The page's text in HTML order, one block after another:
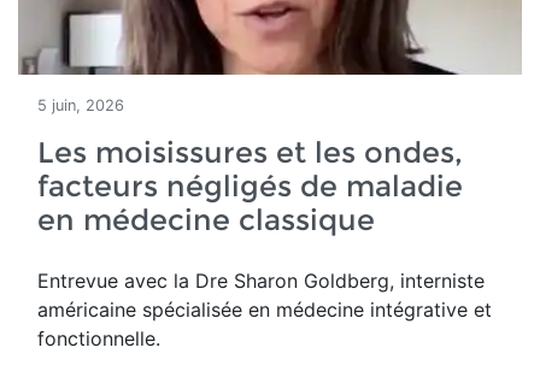
5 juin, 2026
Les moisissures et les ondes,
facteurs négligés de maladie
en médecine classique
Entrevue avec la Dre Sharon Goldberg, interniste
américaine spécialisée en médecine intégrative et
fonctionnelle.